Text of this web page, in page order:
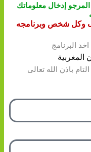
المرجو إدخال معلوماتك
وكل شخص وبرنامجه
البرنامج
المغربية
باذن الله تعالى